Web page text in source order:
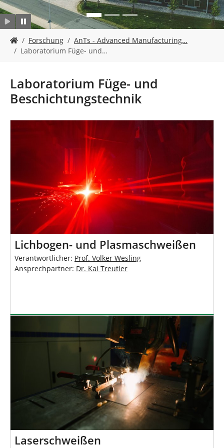
i
n
d
i
Forschung
AnTs - Advanced Manufacturing…
Laboratorium Füge- und…
Laboratorium Füge- und
Beschichtungstechnik
Lichbogen- und Plasmaschweißen
Verantwortlicher: Prof. Volker Wesling
Ansprechpartner: Dr. Kai Treutler
Laserschweißen